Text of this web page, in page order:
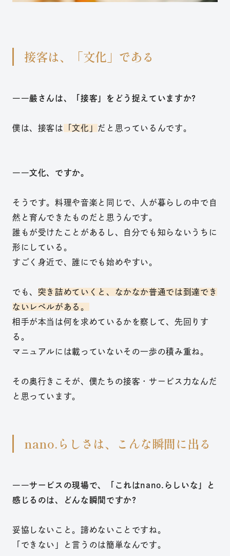
接客は、「文化」である
――嚴さんは、「接客」をどう捉えていますか?
僕は、接客は 「文化」 だと思っているんです。
――文化、ですか。
そうです。料理や音楽と同じで、人が暮らしの中で自
然と育んできたものだと思うんです。
誰もが受けたことがあるし、自分でも知らないうちに
形にしている。
すごく身近で、誰にでも始めやすい。
でも、 突き詰めていくと、なかなか普通では到達でき
ないレベルがある。
相手が本当は何を求めているかを察して、先回りす
る。
マニュアルには載っていないその一歩の積み重ね。
その奥行きこそが、僕たちの接客・サービス力なんだ
と思っています。
nano.らしさは、こんな瞬間に出る
――サービスの現場で、「これはnano.らしいな」と
感じるのは、どんな瞬間ですか?
妥協しないこと。諦めないことですね。
「できない」と言うのは簡単なんです。